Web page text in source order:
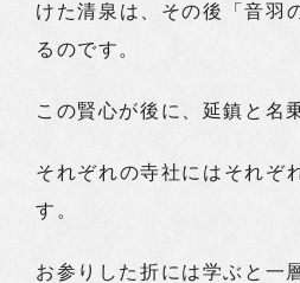
けた清泉は、その後「音羽
るのです。
この賢心が後に、延鎮と名
それぞれの寺社にはそれぞ
す。
お参りした折には学ぶと一